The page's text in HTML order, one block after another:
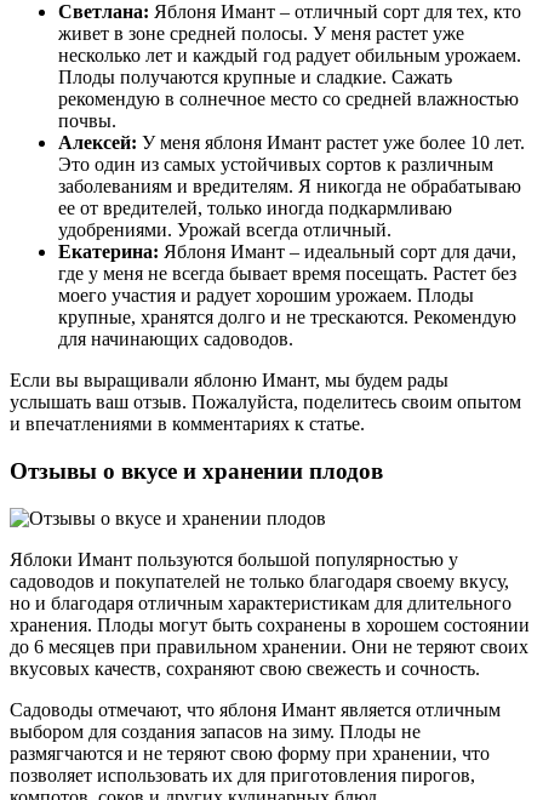
Светлана: Яблоня Имант – отличный сорт для тех, кто
живет в зоне средней полосы. У меня растет уже
несколько лет и каждый год радует обильным урожаем.
Плоды получаются крупные и сладкие. Сажать
рекомендую в солнечное место со средней влажностью
почвы.
Алексей: У меня яблоня Имант растет уже более 10 лет.
Это один из самых устойчивых сортов к различным
заболеваниям и вредителям. Я никогда не обрабатываю
ее от вредителей, только иногда подкармливаю
удобрениями. Урожай всегда отличный.
Екатерина: Яблоня Имант – идеальный сорт для дачи,
где у меня не всегда бывает время посещать. Растет без
моего участия и радует хорошим урожаем. Плоды
крупные, хранятся долго и не трескаются. Рекомендую
для начинающих садоводов.
Если вы выращивали яблоню Имант, мы будем рады
услышать ваш отзыв. Пожалуйста, поделитесь своим опытом
и впечатлениями в комментариях к статье.
Отзывы о вкусе и хранении плодов
Яблоки Имант пользуются большой популярностью у
садоводов и покупателей не только благодаря своему вкусу,
но и благодаря отличным характеристикам для длительного
хранения. Плоды могут быть сохранены в хорошем состоянии
до 6 месяцев при правильном хранении. Они не теряют своих
вкусовых качеств, сохраняют свою свежесть и сочность.
Садоводы отмечают, что яблоня Имант является отличным
выбором для создания запасов на зиму. Плоды не
размягчаются и не теряют свою форму при хранении, что
позволяет использовать их для приготовления пирогов,